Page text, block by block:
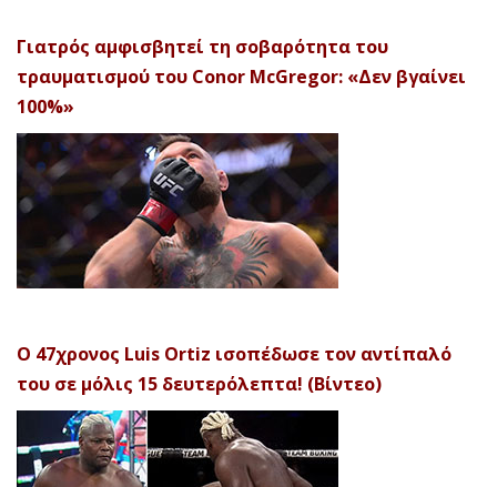
Γιατρός αμφισβητεί τη σοβαρότητα του
τραυματισμού του Conor McGregor: «Δεν βγαίνει
100%»
Ο 47χρονος Luis Ortiz ισοπέδωσε τον αντίπαλό
του σε μόλις 15 δευτερόλεπτα! (Βίντεο)